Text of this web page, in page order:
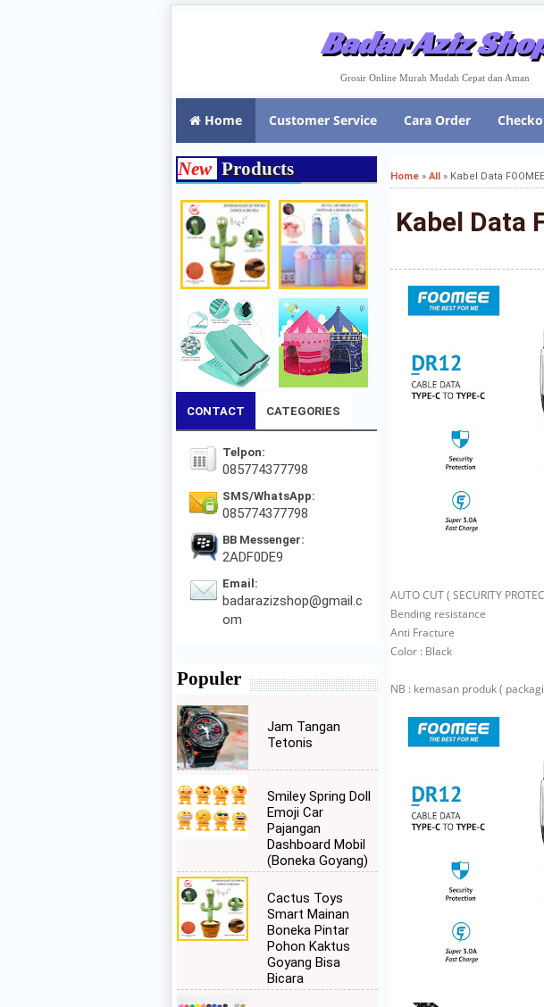
Badar Aziz
Grosir Online Murah Mudah Cepat dan Aman
Home Customer Service Cara Order
Home » All » Kabel Data
Kabel Data
AUTO CUT ( SECURITY
Bending resistance
Anti Fracture
Color : Black
NB : kemasan produk (
New Products
CONTACT CATEGORIES
Telpon:
085774377798
SMS/WhatsApp:
085774377798
BB Messenger:
2ADF0DE9
Email:
badarazizshop@gmail.c
om
Populer
Jam Tangan
Tetonis
Smiley Spring Doll
Emoji Car
Pajangan
Dashboard Mobil
(Boneka Goyang)
Cactus Toys
Smart Mainan
Boneka Pintar
Pohon Kaktus
Goyang Bisa
Bicara